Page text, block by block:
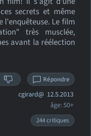
secrets et même
l'enquêteuse. Le film
très musclée,
avant la réélection
Répondre
cgirard@ 12.5.2013
âge: 50+
244 critiques